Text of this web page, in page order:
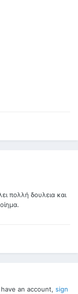
πολλή δουλεια και
an account, sign